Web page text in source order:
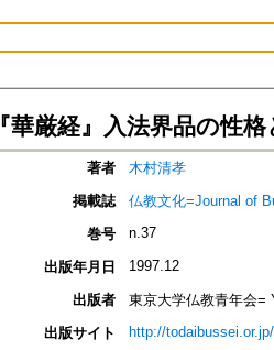
『華厳経』入法界品の性
著者
木村清孝
掲載誌
仏教文化=Journal of
巻号
n.37
出版年月日 1997.12
出版者
東京大学仏教青年会=
出版サイト
http://